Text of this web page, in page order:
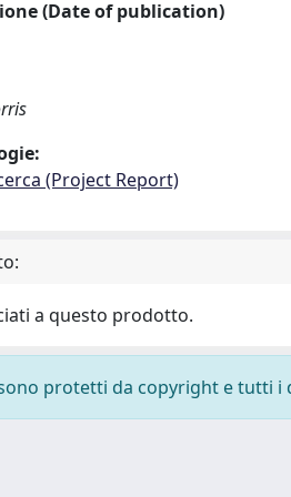
(Date of publication)
(Project Report)
a questo prodotto.
protetti da copyright e tutti